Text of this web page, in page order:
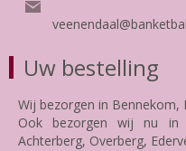
Uw bestelling
Wij bezorgen in Bennekom,
Ook bezorgen wij nu in
Achterberg, Overberg,